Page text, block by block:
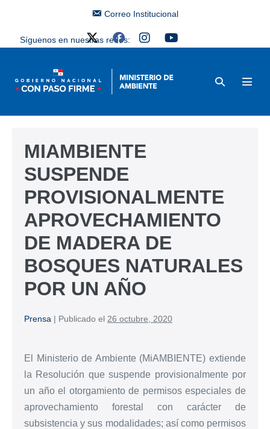
Correo Institucional
Síguenos en nuestras redes:
MIAMBIENTE
SUSPENDE
PROVISIONALMENTE
APROVECHAMIENTO
DE MADERA DE
BOSQUES NATURALES
POR UN AÑO
Prensa | Publicado el 26 octubre, 2020
El Ministerio de Ambiente (MiAMBIENTE) extiende
la Resolución que suspende provisionalmente por
un año el otorgamiento de permisos especiales de
aprovechamiento forestal con carácter de
subsistencia y sus modalidades; así como permisos